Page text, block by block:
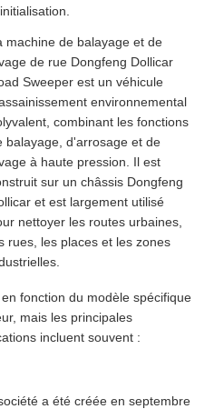
machine de balayage et de
de rue Dongfeng Dollicar
Sweeper est un véhicule
environnemental
combinant les fonctions
balayage, d'arrosage et de
à haute pression. Il est
sur un châssis Dongfeng
et est largement utilisé
nettoyer les routes urbaines,
rues, les places et les zones
fonction du modèle spécifique
mais les principales
incluent souvent :
a été créée en septembre